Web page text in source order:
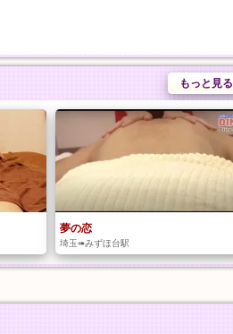
もっと見る
夢の恋
埼玉➠みずほ台駅